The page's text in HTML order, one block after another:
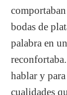
bodas de
palabra en
hablar y
cualidades